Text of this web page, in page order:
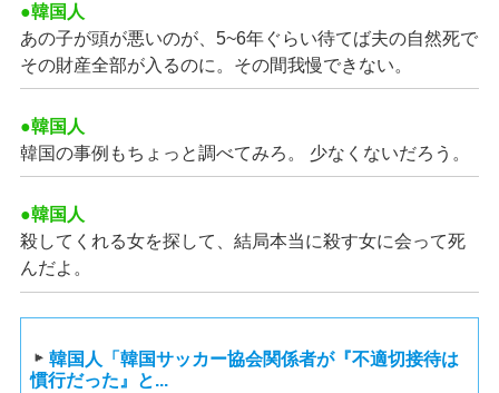
●韓国人
あの子が頭が悪いのが、5~6年ぐらい待てば夫の自然死で
その財産全部が入るのに。その間我慢できない。
●韓国人
韓国の事例もちょっと調べてみろ。 少なくないだろう。
●韓国人
殺してくれる女を探して、結局本当に殺す女に会って死
んだよ。
韓国人「韓国サッカー協会関係者が『不適切接待は
慣行だった』と...